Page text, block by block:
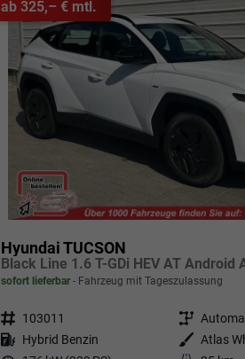
ab 325,– € mtl.
Hyundai TUCSON
sofort lieferbar Fahrzeug mit Tageszulassung
Fahrzeugnr. 103011 Getriebe
Kraftstoff Hybrid Benzin Außenfarbe Atlas